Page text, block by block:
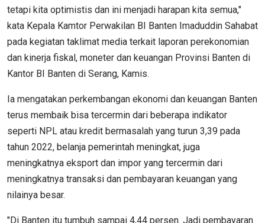
tetapi kita optimistis dan ini menjadi harapan kita semua,"
kata Kepala Kamtor Perwakilan BI Banten Imaduddin Sahabat
pada kegiatan taklimat media terkait laporan perekonomian
dan kinerja fiskal, moneter dan keuangan Provinsi Banten di
Kantor BI Banten di Serang, Kamis.
Ia mengatakan perkembangan ekonomi dan keuangan Banten
terus membaik bisa tercermin dari beberapa indikator
seperti NPL atau kredit bermasalah yang turun 3,39 pada
tahun 2022, belanja pemerintah meningkat, juga
meningkatnya eksport dan impor yang tercermin dari
meningkatnya transaksi dan pembayaran keuangan yang
nilainya besar.
"Di Banten itu tumbuh sampai 4,44 persen. Jadi pembayaran